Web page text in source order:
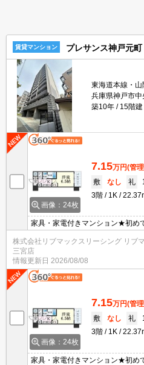
賃貸マンション プレサンス神戸元町
東海道本線・
兵庫県神戸市
築10年
15階建
画像：24枚
7.15万円(管
敷
なし 礼
3階
1K
家具・家電付きマンション★初め
条件相談可能となっており、モバ
費用クレジット支払可能です♪問
祝日は混み合いますのでお早めに
ット支払可能！
株式会社リブマックスリーシング リブ
三宮店
情報更新日 2026/08/08
画像：24枚
7.15万円(管
敷
なし 礼
3階
1K
家具・家電付きマンション★初め